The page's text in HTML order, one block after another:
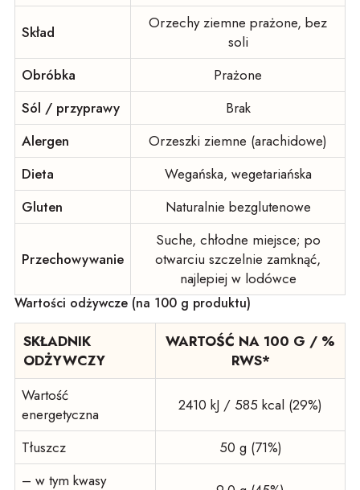
Skład
Orzechy ziemne prażone, bez
soli
Obróbka
Prażone
Sól / przyprawy
Brak
Alergen
Orzeszki ziemne (arachidowe)
Dieta
Wegańska, wegetariańska
Gluten
Naturalnie bezglutenowe
Przechowywanie
Suche, chłodne miejsce; po
otwarciu szczelnie zamknąć,
najlepiej w lodówce
Wartości odżywcze (na 100 g produktu)
SKŁADNIK
ODŻYWCZY
WARTOŚĆ NA 100 G / %
RWS*
Wartość
energetyczna
2410 kJ / 585 kcal (29%)
Tłuszcz
50 g (71%)
– w tym kwasy